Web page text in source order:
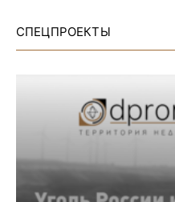
СПЕЦПРОЕКТЫ